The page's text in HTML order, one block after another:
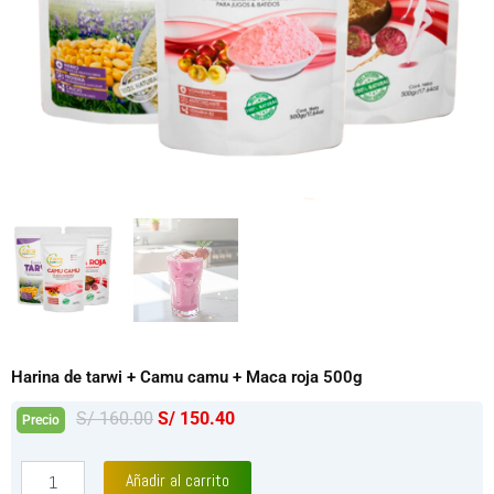
Harina de tarwi + Camu camu + Maca roja 500g
Precio S/160.00 El
original
S/ 150.40El
actual
Harina
Añadir al carrito